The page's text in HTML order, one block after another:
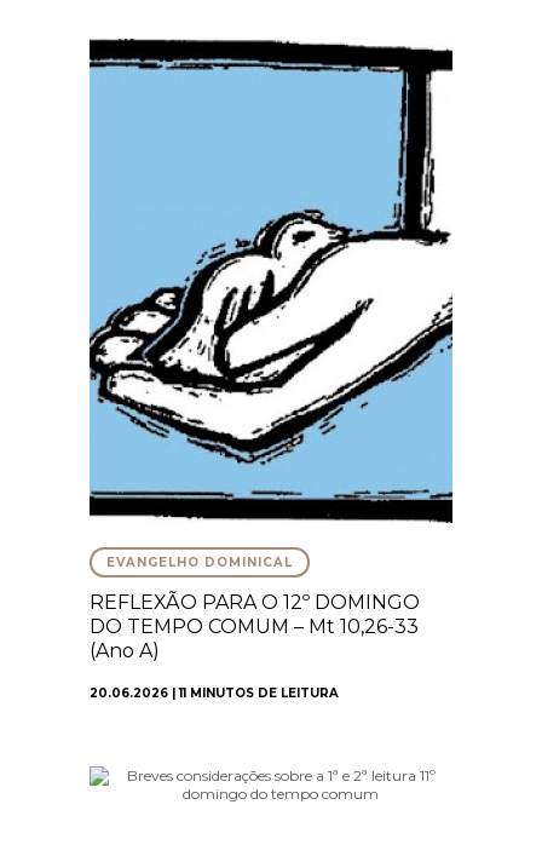
EVANGELHO DOMINICAL
REFLEXÃO PARA O 12º DOMINGO
DO TEMPO COMUM – Mt 10,26-33
(Ano A)
20.06.2026 | 11 MINUTOS DE LEITURA